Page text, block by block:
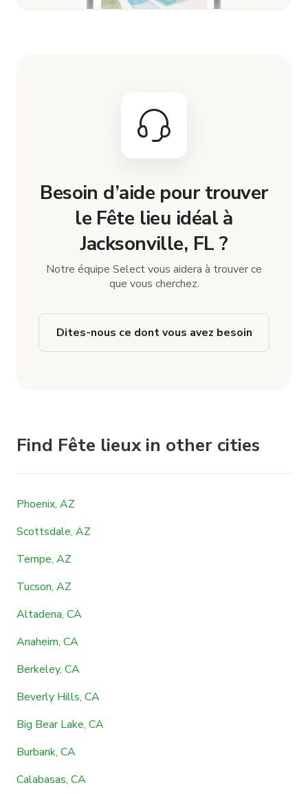
Besoin d’aide pour trouver
le Fête lieu idéal à
Jacksonville, FL ?
Notre équipe Select vous aidera à trouver ce
que vous cherchez.
Dites-nous ce dont vous avez besoin
Find Fête lieux in other cities
Phoenix, AZ
Scottsdale, AZ
Tempe, AZ
Tucson, AZ
Altadena, CA
Anaheim, CA
Berkeley, CA
Beverly Hills, CA
Big Bear Lake, CA
Burbank, CA
Calabasas, CA